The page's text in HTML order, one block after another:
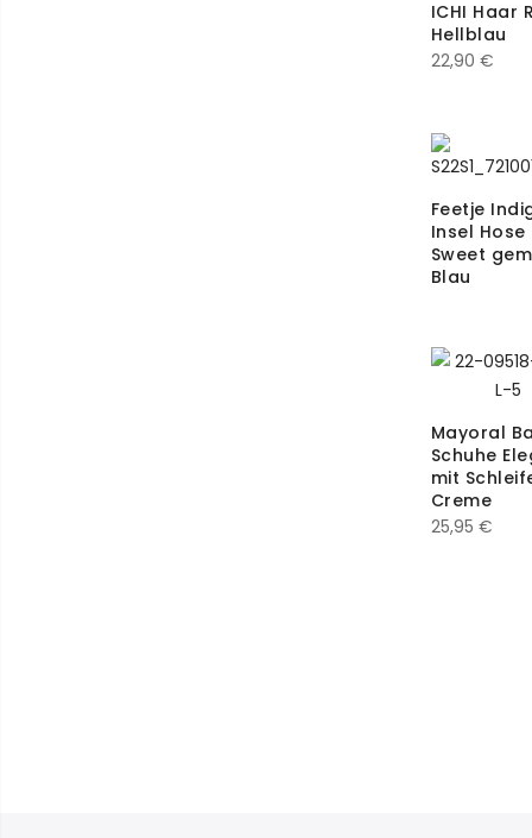
ICHI Haar
Hellblau
22,90 €
Feetje
Insel Hose
Sweet
Blau
Mayoral
Schuhe
mit
Creme
25,95 €